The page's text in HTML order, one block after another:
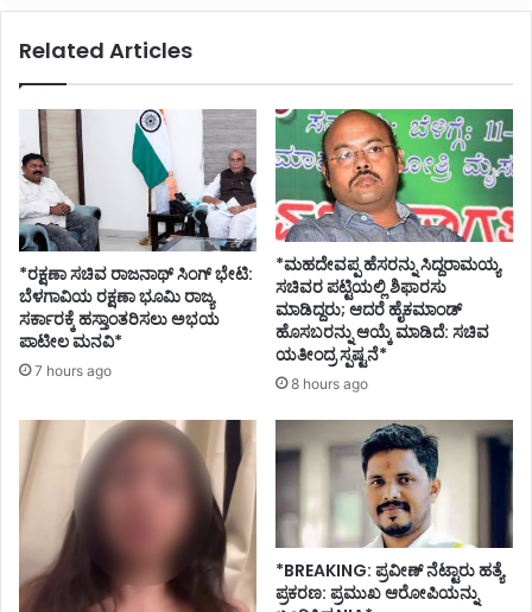
Related Articles
*ರಕ್ಷಣಾ ಸಚಿವ ರಾಜನಾಥ್ ಸಿಂಗ್ ಭೇಟಿ:
ಬೆಳಗಾವಿಯ ರಕ್ಷಣಾ ಭೂಮಿ ರಾಜ್ಯ
ಸರ್ಕಾರಕ್ಕೆ ಹಸ್ತಾಂತರಿಸಲು ಅಭಯ
ಪಾಟೀಲ ಮನವಿ*
7 hours ago
*ಮಹದೇವಪ್ಪ ಹೆಸರನ್ನು ಸಿದ್ದರಾಮಯ್ಯ
ಸಚಿವರ ಪಟ್ಟಿಯಲ್ಲಿ ಶಿಫಾರಸು
ಮಾಡಿದ್ದರು; ಆದರೆ ಹೈಕಮಾಂಡ್
ಹೊಸಬರನ್ನು ಆಯ್ಕೆ ಮಾಡಿದೆ: ಸಚಿವ
ಯತೀಂದ್ರ ಸ್ಪಷ್ಟನೆ*
8 hours ago
*BREAKING: ಪ್ರವೀಣ್ ನೆಟ್ಟಾರು ಹತ್ಯೆ
ಪ್ರಕರಣ: ಪ್ರಮುಖ ಆರೋಪಿಯನ್ನು